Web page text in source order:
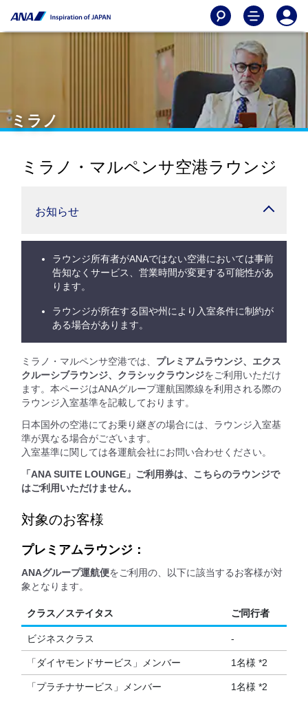
ミラノ
ミラノ・マルペンサ空港ラウンジ
お知らせ
ラウンジ所有者がANAではない空港においては事前
告知なくサービス、営業時間が変更する可能性があ
ります。
ラウンジが所在する国や州により入室条件に制約が
ある場合があります。
ミラノ・マルペンサ空港では、 プレミアムラウンジ、エクス
クルーシブラウンジ、クラシックラウンジをご利用いただけ
ます。本ページはANAグループ運航国際線を利用される際の
ラウンジ入室基準を記載しております。
日本国外の空港にてお乗り継ぎの場合には、ラウンジ入室基
準が異なる場合がございます。
入室基準に関しては各運航会社にお問い合わせください。
「ANA SUITE LOUNGE」ご利用券は、こちらのラウンジで
はご利用いただけません。
対象のお客様
プレミアムラウンジ：
ANAグループ運航便をご利用の、以下に該当するお客様が対
象となります。
クラス／ステイタス ご同行者
ビジネスクラス -
「ダイヤモンドサービス」メンバー 1名様 *2
「プラチナサービス」メンバー 1名様 *2